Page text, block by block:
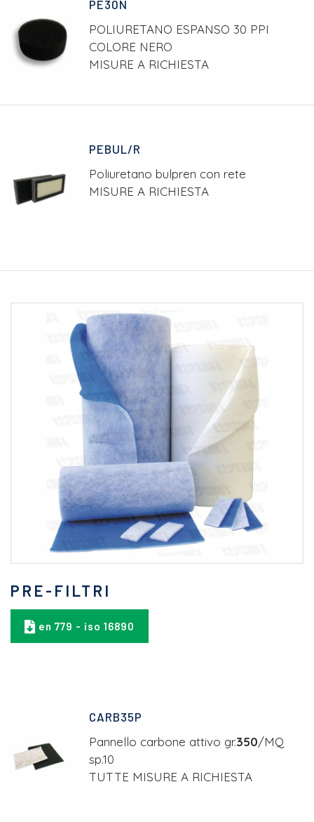
PE30N
POLIURETANO ESPANSO 30 PPI
COLORE NERO
MISURE A RICHIESTA
PEBUL/R
Poliuretano bulpren con rete
MISURE A RICHIESTA
PRE-FILTRI
en 779 - iso 16890
CARB35P
Pannello carbone attivo gr.350/MQ
sp.10
TUTTE MISURE A RICHIESTA